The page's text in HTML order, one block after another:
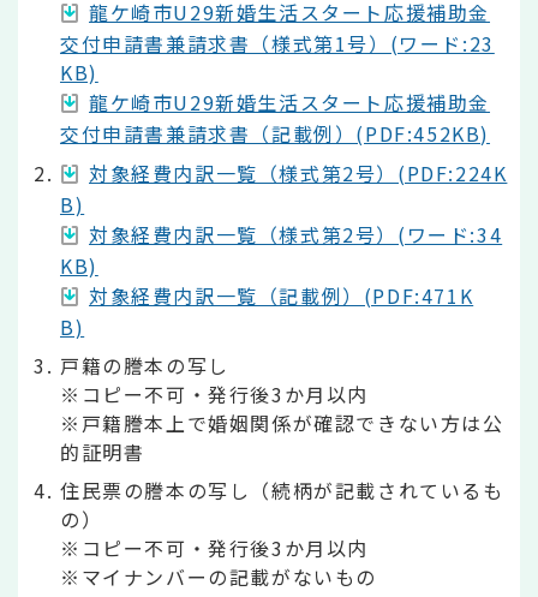
龍ケ崎市U29新婚生活スタート応援補助金
交付申請書兼請求書（様式第1号）(ワード:23
KB)
龍ケ崎市U29新婚生活スタート応援補助金
交付申請書兼請求書（記載例）(PDF:452KB)
対象経費内訳一覧（様式第2号）(PDF:224K
B)
対象経費内訳一覧（様式第2号）(ワード:34
KB)
対象経費内訳一覧（記載例）(PDF:471K
B)
戸籍の謄本の写し
※コピー不可・発行後3か月以内
※戸籍謄本上で婚姻関係が確認できない方は公
的証明書
住民票の謄本の写し（続柄が記載されているも
の）
※コピー不可・発行後3か月以内
※マイナンバーの記載がないもの